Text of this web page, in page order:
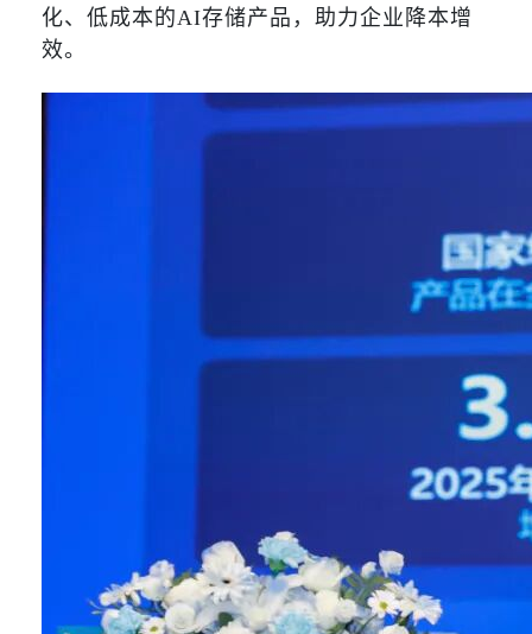
化、低成本的AI存储产品，助力企业降本增
效。